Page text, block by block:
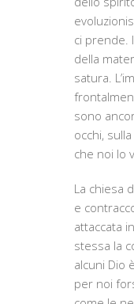
ci prende.
della
satura.
sono
occhi,
che noi lo
La chiesa
e
attaccata
stessa la
alcuni Dio
per noi